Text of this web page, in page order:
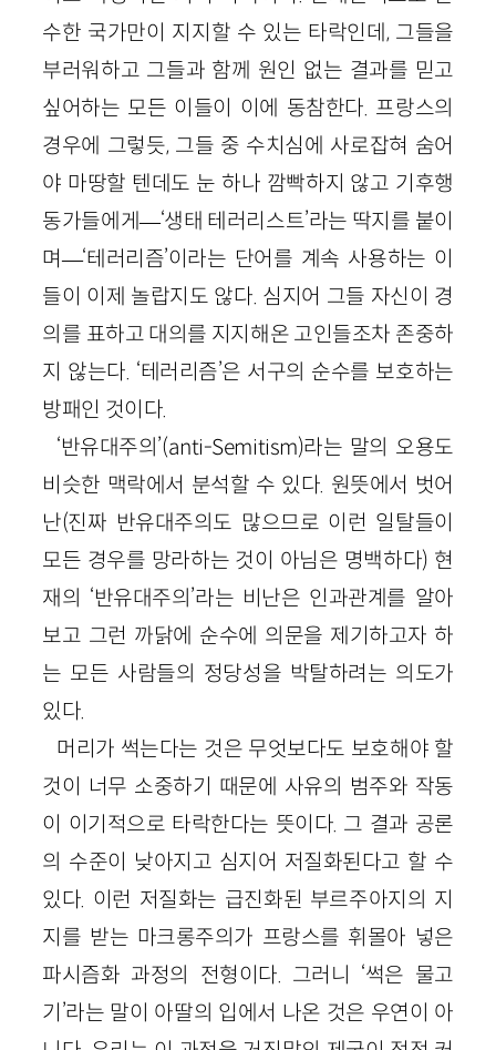
수한 국가만이 지지할 수 있는 타락인데, 그들을
부러워하고 그들과 함께 원인 없는 결과를 믿고
싶어하는 모든 이들이 이에 동참한다. 프랑스의
경우에 그렇듯, 그들 중 수치심에 사로잡혀 숨어
야 마땅할 텐데도 눈 하나 깜빡하지 않고 기후행
동가들에게—‘생태 테러리스트’라는 딱지를 붙이
며—‘테러리즘’이라는 단어를 계속 사용하는 이
들이 이제 놀랍지도 않다. 심지어 그들 자신이 경
의를 표하고 대의를 지지해온 고인들조차 존중하
지 않는다. ‘테러리즘’은 서구의 순수를 보호하는
방패인 것이다.
‘반유대주의’(anti-Semitism)라는 말의 오용도
비슷한 맥락에서 분석할 수 있다. 원뜻에서 벗어
난(진짜 반유대주의도 많으므로 이런 일탈들이
모든 경우를 망라하는 것이 아님은 명백하다) 현
재의 ‘반유대주의’라는 비난은 인과관계를 알아
보고 그런 까닭에 순수에 의문을 제기하고자 하
는 모든 사람들의 정당성을 박탈하려는 의도가
있다.
머리가 썩는다는 것은 무엇보다도 보호해야 할
것이 너무 소중하기 때문에 사유의 범주와 작동
이 이기적으로 타락한다는 뜻이다. 그 결과 공론
의 수준이 낮아지고 심지어 저질화된다고 할 수
있다. 이런 저질화는 급진화된 부르주아지의 지
지를 받는 마크롱주의가 프랑스를 휘몰아 넣은
파시즘화 과정의 전형이다. 그러니 ‘썩은 물고
기’라는 말이 아딸의 입에서 나온 것은 우연이 아